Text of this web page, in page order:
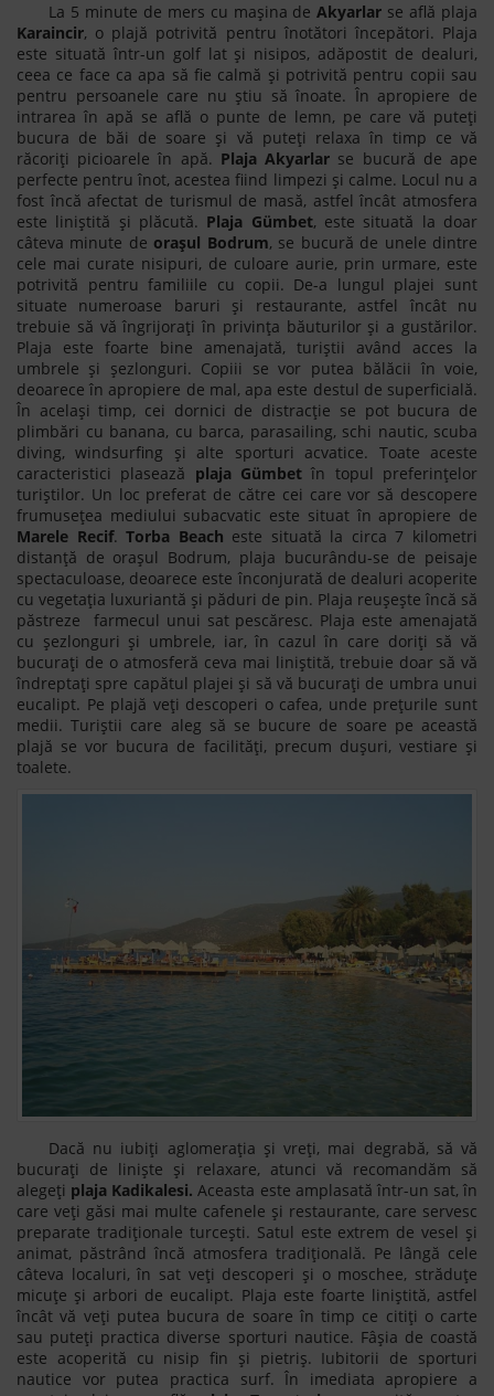
La 5 minute de mers cu mașina deAkyarlar se află plaja
Karaincir, o plajă potrivită pentru înotători începători. Plaja
este situată într-un golf lat și nisipos, adăpostit de dealuri,
ceea ce face ca apa să fie calmă și potrivită pentru copii sau
pentru persoanele care nu știu să înoate. În apropiere de
intrarea în apă se află o punte de lemn, pe care vă puteți
bucura de băi de soare și vă puteți relaxa în timp ce vă
răcoriți picioarele în apă. Plaja Akyarlar se bucură de ape
perfecte pentru înot, acestea fiind limpezi și calme. Locul nu a
fost încă afectat de turismul de masă, astfel încât atmosfera
este liniștită și plăcută. Plaja Gümbet, este situată la doar
câteva minute de orașul Bodrum, se bucură de unele dintre
cele mai curate nisipuri, de culoare aurie, prin urmare, este
potrivită pentru familiile cu copii. De-a lungul plajei sunt
situate numeroase baruri și restaurante, astfel încât nu
trebuie să vă îngrijorați în privința băuturilor și a gustărilor.
Plaja este foarte bine amenajată, turiștii având acces la
umbrele și șezlonguri. Copiii se vor putea bălăcii în voie,
deoarece în apropiere de mal, apa este destul de superficială.
În același timp, cei dornici de distracție se pot bucura de
plimbări cu banana, cu barca, parasailing, schi nautic, scuba
diving, windsurfing și alte sporturi acvatice. Toate aceste
caracteristici plasează plaja Gümbet în topul preferințelor
turiștilor. Un loc preferat de către cei care vor să descopere
frumusețea mediului subacvatic este situat în apropiere de
Marele Recif.Torba Beach este situată la circa 7 kilometri
distanță de orașul Bodrum, plaja bucurându-se de peisaje
spectaculoase, deoarece este înconjurată de dealuri acoperite
cu vegetația luxuriantă și păduri de pin. Plaja reușește încă să
păstreze farmecul unui sat pescăresc. Plaja este amenajată
cu șezlonguri și umbrele, iar, în cazul în care doriți să vă
bucurați de o atmosferă ceva mai liniștită, trebuie doar să vă
îndreptați spre capătul plajei și să vă bucurați de umbra unui
eucalipt. Pe plajă veți descoperi o cafea, unde prețurile sunt
medii. Turiștii care aleg să se bucure de soare pe această
plajă se vor bucura de facilități, precum dușuri, vestiare și
toalete.
Dacă nu iubiți aglomerația și vreți, mai degrabă, să vă
bucurați de liniște și relaxare, atunci vă recomandăm să
alegeți plaja Kadikalesi. Aceasta este amplasată într-un sat, în
care veți găsi mai multe cafenele și restaurante, care servesc
preparate tradiționale turcești. Satul este extrem de vesel și
animat, păstrând încă atmosfera tradițională. Pe lângă cele
câteva localuri, în sat veți descoperi și o moschee, străduțe
micuțe și arbori de eucalipt. Plaja este foarte liniștită, astfel
încât vă veți putea bucura de soare în timp ce citiți o carte
sau puteți practica diverse sporturi nautice. Fâșia de coastă
este acoperită cu nisip fin și pietriș. Iubitorii de sporturi
nautice vor putea practica surf. În imediata apropiere a